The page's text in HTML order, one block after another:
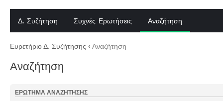
Δ. Συζήτηση Συχνές Ερωτήσεις Αναζήτηση
Ευρετήριο Δ. Συζήτησης ‹ Αναζήτηση
Αναζήτηση
ΕΡΏΤΗΜΑ ΑΝΑΖΉΤΗΣΗΣ